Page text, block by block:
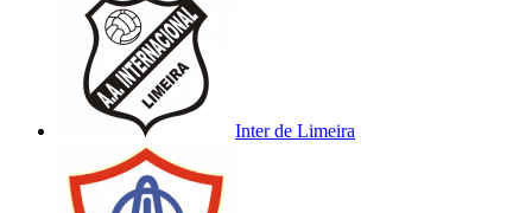
Inter de Limeira